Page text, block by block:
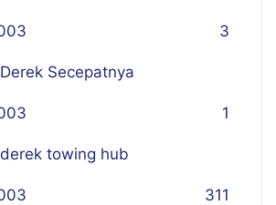
3
Secepatnya
1
towing hub
311